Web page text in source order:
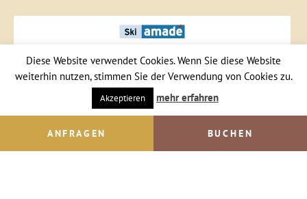
ANFRAGEN BUCHEN
Diese Website verwendet Cookies. Wenn Sie diese Website
weiterhin nutzen, stimmen Sie der Verwendung von Cookies zu.
Akzeptieren mehr erfahren